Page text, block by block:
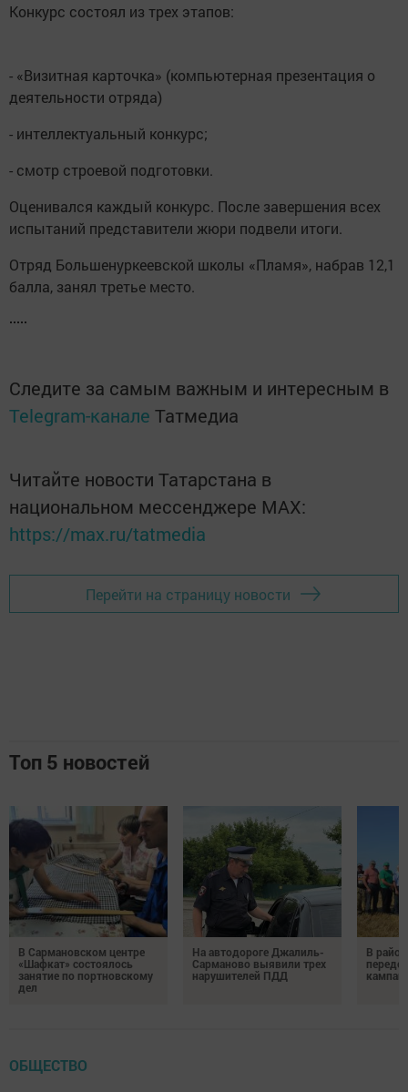
Конкурс состоял из трех этапов:
- «Визитная карточка» (компьютерная презентация о
деятельности отряда)
- интеллектуальный конкурс;
- смотр строевой подготовки.
Оценивался каждый конкурс. После завершения всех
испытаний представители жюри подвели итоги.
Отряд Большенуркеевской школы «Пламя», набрав 12,1
балла, занял третье место.
Следите за самым важным и интересным в
Telegram-канале Татмедиа
Читайте новости Татарстана в
национальном мессенджере MАХ:
https://max.ru/tatmedia
Перейти на страницу новости
Топ 5 новостей
В Сармановском центре
«Шафкат» состоялось
занятие по портновскому
дел
На автодороге Джалиль-
Сарманово выявили трех
нарушителей ПДД
В
ОБЩЕСТВО